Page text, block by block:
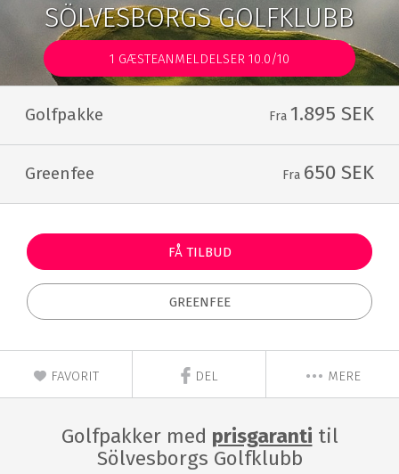
SÖLVESBORGS GOLFKLUBB
1 GÆSTEANMELDELSER 10.0/10
Golfpakke Fra 1.895 SEK
Greenfee Fra 650 SEK
FÅ TILBUD
GREENFEE
FAVORIT DEL MERE
Golfpakker med prisgaranti til
Sölvesborgs Golfklubb